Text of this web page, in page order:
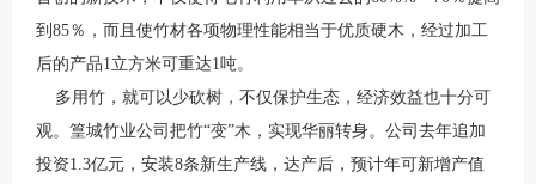
到85％，而且使竹材各项物理性能相当于优质硬木，经过加工
后的产品1立方米可重达1吨。
多用竹，就可以少砍树，不仅保护生态，经济效益也十分可
观。篁城竹业公司把竹“变”木，实现华丽转身。公司去年追加
投资1.3亿元，安装8条新生产线，达产后，预计年可新增产值